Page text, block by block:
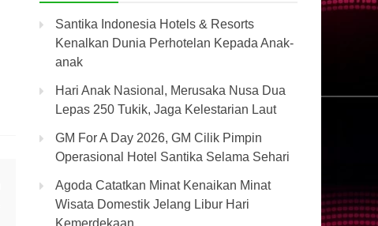
Santika Indonesia Hotels & Resorts
Kenalkan Dunia Perhotelan Kepada Anak-
anak
Hari Anak Nasional, Merusaka Nusa Dua
Lepas 250 Tukik, Jaga Kelestarian Laut
GM For A Day 2026, GM Cilik Pimpin
Operasional Hotel Santika Selama Sehari
Agoda Catatkan Minat Kenaikan Minat
Wisata Domestik Jelang Libur Hari